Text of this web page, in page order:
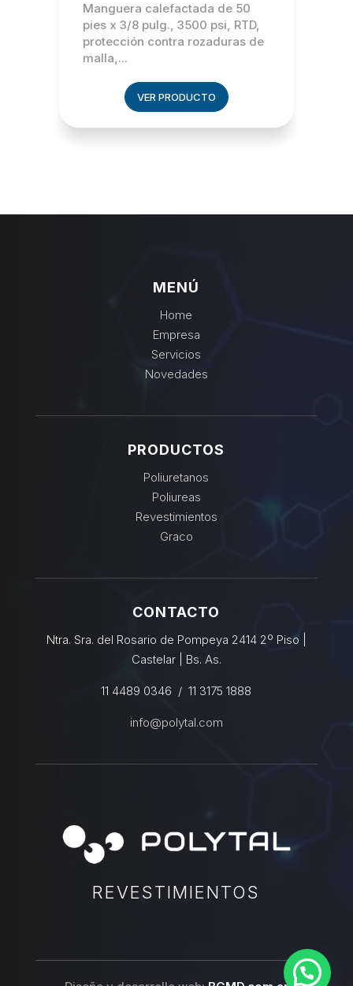
Manguera calefactada de 50
pies x 3/8 pulg., 3500 psi, RTD,
protección contra rozaduras de
malla,...
VER PRODUCTO
MENÚ
Home
Empresa
Servicios
Novedades
PRODUCTOS
Poliuretanos
Poliureas
Revestimientos
Graco
CONTACTO
Ntra. Sra. del Rosario de Pompeya 2414 2º Piso |
Castelar | Bs. As.
11 4489 0346 / 11 3175 1888
info@polytal.com
REVESTIMIENTOS